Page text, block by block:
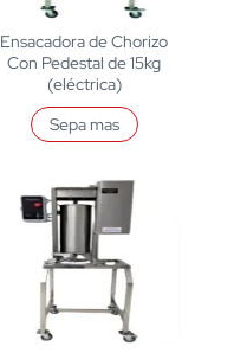
Ensacadora de Chorizo
Con Pedestal de 15kg
(eléctrica)
Sepa mas